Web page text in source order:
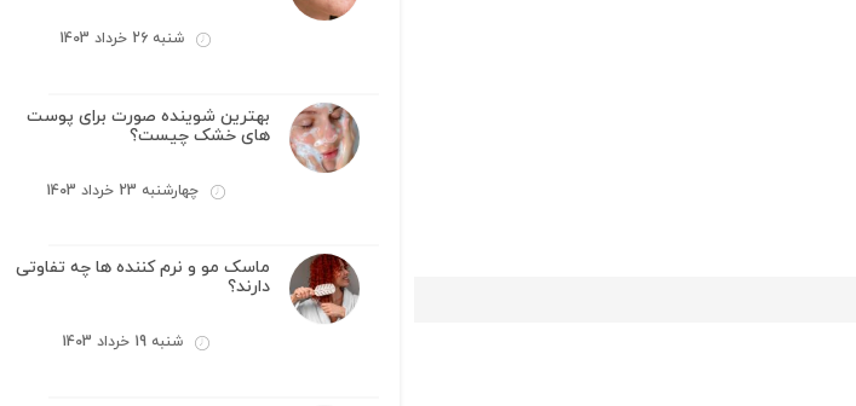
شنبه 26 خرداد 1403
بهترین شوینده صورت برای پوست
های خشک چیست؟
چهارشنبه 23 خرداد 1403
ماسک مو و نرم کننده ها چه تفاوتی
دارند؟
شنبه 19 خرداد 1403